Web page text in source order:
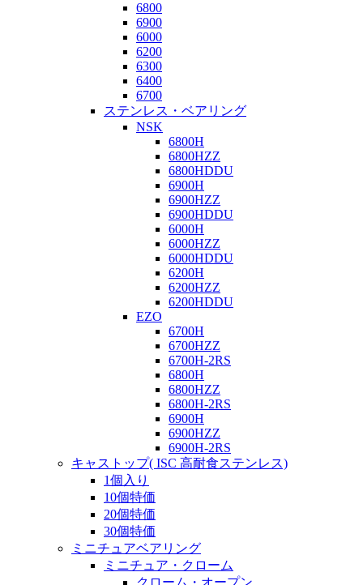
6800
6900
6000
6200
6300
6400
6700
ステンレス・ベアリング
NSK
6800H
6800HZZ
6800HDDU
6900H
6900HZZ
6900HDDU
6000H
6000HZZ
6000HDDU
6200H
6200HZZ
6200HDDU
EZO
6700H
6700HZZ
6700H-2RS
6800H
6800HZZ
6800H-2RS
6900H
6900HZZ
6900H-2RS
キャストップ( ISC 高耐食ステンレス)
1個入り
10個特価
20個特価
30個特価
ミニチュアベアリング
ミニチュア・クローム